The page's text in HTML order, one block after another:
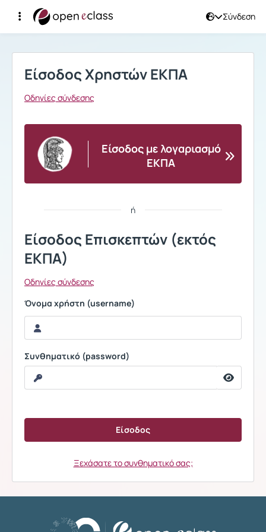
Σύνδεση
Σύνδεση
Είσοδος Χρηστών ΕΚΠΑ
Οδηγίες σύνδεσης
Είσοδος με λογαριασμό
ΕΚΠΑ
ή
Είσοδος Επισκεπτών (εκτός
ΕΚΠΑ)
Οδηγίες σύνδεσης
Όνομα χρήστη (username)
Συνθηματικό (password)
Ξεχάσατε το συνθηματικό σας;